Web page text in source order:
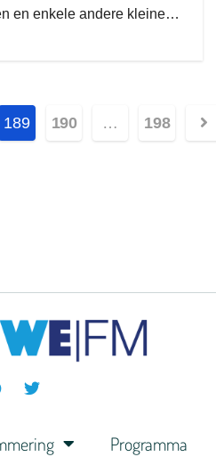
en enkele andere kleine…
189 190 … 198
Programma